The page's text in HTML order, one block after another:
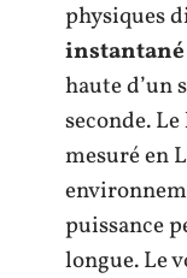
physiques
instantané
haute d’un
seconde.
mesuré en
puissance
longue. Le